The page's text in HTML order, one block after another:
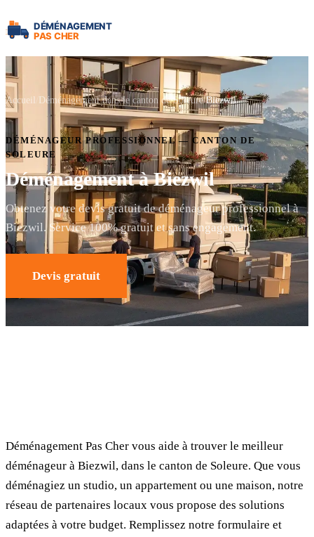
Accueil Déménagement dans le canton de Soleure Biezwil
DÉMÉNAGEUR PROFESSIONNEL — CANTON DE
SOLEURE
Déménagement à Biezwil
Obtenez votre devis gratuit de déménageur professionnel à
Biezwil. Service 100% gratuit et sans engagement.
Devis gratuit
Déménagement Pas Cher vous aide à trouver le meilleur
déménageur à Biezwil, dans le canton de Soleure. Que vous
déménagiez un studio, un appartement ou une maison, notre
réseau de partenaires locaux vous propose des solutions
adaptées à votre budget. Remplissez notre formulaire et